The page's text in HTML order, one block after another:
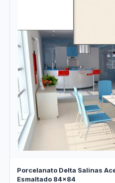
Porcelanato Delta Salinas
Esmaltado 84x84